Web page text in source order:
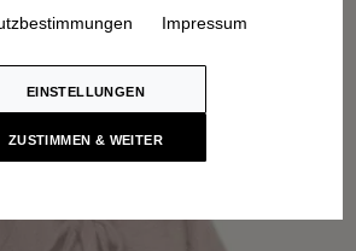
Impressum
EINSTELLUNGEN
ZUSTIMMEN & WEITER